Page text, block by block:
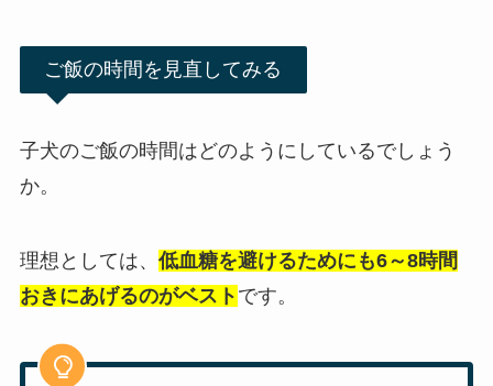
ご飯の時間を見直してみる
子犬のご飯の時間はどのようにしているでしょう
か。
理想としては、 低血糖を避けるためにも6～8時間
おきにあげるのがベスト です。